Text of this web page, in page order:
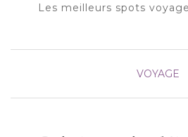
Les meilleurs spots
VOYAGE